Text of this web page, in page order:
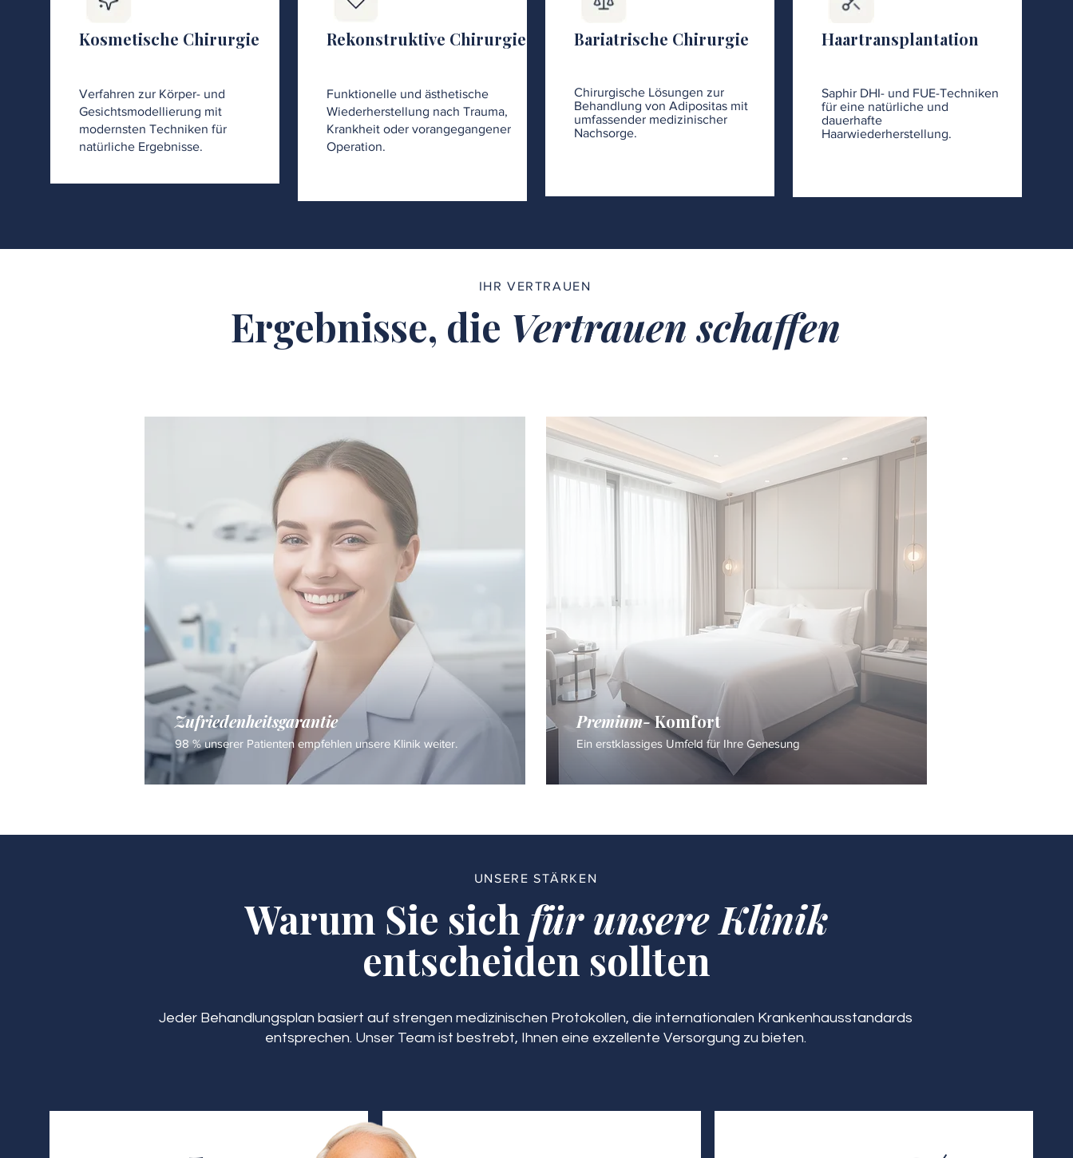
Kosmetische Chirurgie
Verfahren zur Körper- und
Gesichtsmodellierung mit
modernsten Techniken für
natürliche Ergebnisse.
Rekonstruktive Chirurgie
Funktionelle und ästhetische
Wiederherstellung nach Trauma,
Krankheit oder vorangegangener
Operation.
Bariatrische Chirurgie
Chirurgische Lösungen zur
Behandlung von Adipositas mit
umfassender medizinischer
Nachsorge.
Haartransplantation
Saphir DHI- und FUE-Techniken
für eine natürliche und
dauerhafte
Haarwiederherstellung.
IHR VERTRAUEN
Ergebnisse, die Vertrauen schaffen
Zufriedenheitsgarantie
98 % unserer Patienten empfehlen unsere Klinik weiter.
Premium-Komfort
Ein erstklassiges Umfeld für Ihre Genesung
UNSERE STÄRKEN
Warum Sie sich für unsere Klinik
entscheiden sollten
Jeder Behandlungsplan basiert auf strengen medizinischen Protokollen, die internationalen Krankenhausstandards
entsprechen. Unser Team ist bestrebt, Ihnen eine exzellente Versorgung zu bieten.